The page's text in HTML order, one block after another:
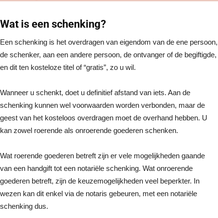
Wat is een schenking?
Een schenking is het overdragen van eigendom van de ene persoon,
de schenker, aan een andere persoon, de ontvanger of de begiftigde,
en dit ten kosteloze titel of “gratis”, zo u wil.
Wanneer u schenkt, doet u definitief afstand van iets. Aan de
schenking kunnen wel voorwaarden worden verbonden, maar de
geest van het kosteloos overdragen moet de overhand hebben. U
kan zowel roerende als onroerende goederen schenken.
Wat roerende goederen betreft zijn er vele mogelijkheden gaande
van een handgift tot een notariële schenking. Wat onroerende
goederen betreft, zijn de keuzemogelijkheden veel beperkter. In
wezen kan dit enkel via de notaris gebeuren, met een notariële
schenking dus.